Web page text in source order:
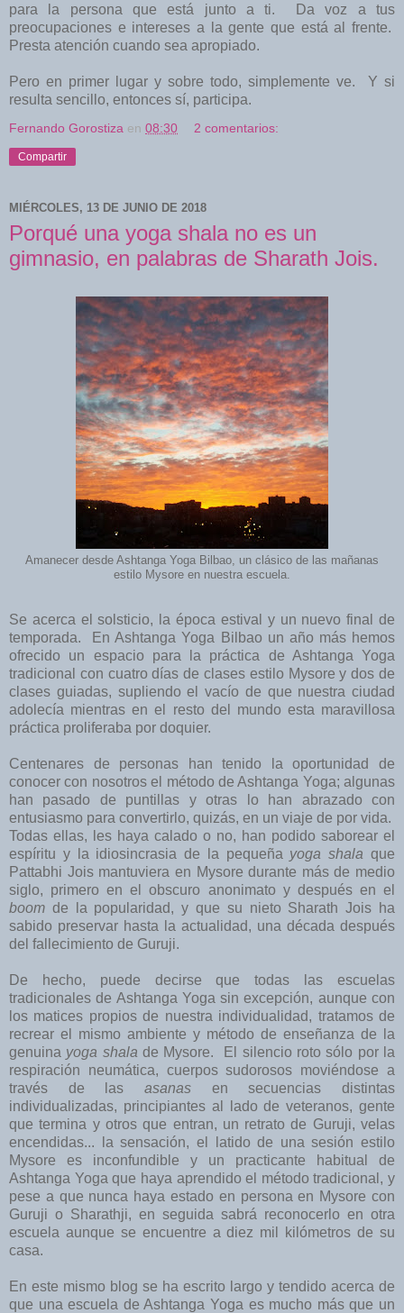
para la persona que está junto a ti. Da voz a tus
preocupaciones e intereses a la gente que está al frente.
Presta atención cuando sea apropiado.
Pero en primer lugar y sobre todo, simplemente ve. Y si
resulta sencillo, entonces sí, participa.
Fernando Gorostiza en 08:30 2 comentarios:
Compartir
MIÉRCOLES, 13 DE JUNIO DE 2018
Porqué una yoga shala no es un
gimnasio, en palabras de Sharath Jois.
Amanecer desde Ashtanga Yoga Bilbao, un clásico de las mañanas
estilo Mysore en nuestra escuela.
Se acerca el solsticio, la época estival y un nuevo final de
temporada. En Ashtanga Yoga Bilbao un año más hemos
ofrecido un espacio para la práctica de Ashtanga Yoga
tradicional con cuatro días de clases estilo Mysore y dos de
clases guiadas, supliendo el vacío de que nuestra ciudad
adolecía mientras en el resto del mundo esta maravillosa
práctica proliferaba por doquier.
Centenares de personas han tenido la oportunidad de
conocer con nosotros el método de Ashtanga Yoga; algunas
han pasado de puntillas y otras lo han abrazado con
entusiasmo para convertirlo, quizás, en un viaje de por vida.
Todas ellas, les haya calado o no, han podido saborear el
espíritu y la idiosincrasia de la pequeña yoga shalaque
Pattabhi Jois mantuviera en Mysore durante más de medio
siglo, primero en el obscuro anonimato y después en el
boom de la popularidad, y que su nieto Sharath Jois ha
sabido preservar hasta la actualidad, una década después
del fallecimiento de Guruji.
De hecho, puede decirse que todas las escuelas
tradicionales de Ashtanga Yoga sin excepción, aunque con
los matices propios de nuestra individualidad, tratamos de
recrear el mismo ambiente y método de enseñanza de la
genuina yoga shalade Mysore. El silencio roto sólo por la
respiración neumática, cuerpos sudorosos moviéndose a
través de las asanas en secuencias distintas
individualizadas, principiantes al lado de veteranos, gente
que termina y otros que entran, un retrato de Guruji, velas
encendidas... la sensación, el latido de una sesión estilo
Mysore es inconfundible y un practicante habitual de
Ashtanga Yoga que haya aprendido el método tradicional, y
pese a que nunca haya estado en persona en Mysore con
Guruji o Sharathji, en seguida sabrá reconocerlo en otra
escuela aunque se encuentre a diez mil kilómetros de su
casa.
En este mismo blog se ha escrito largo y tendido acerca de
que una escuela de Ashtanga Yoga es mucho más que un